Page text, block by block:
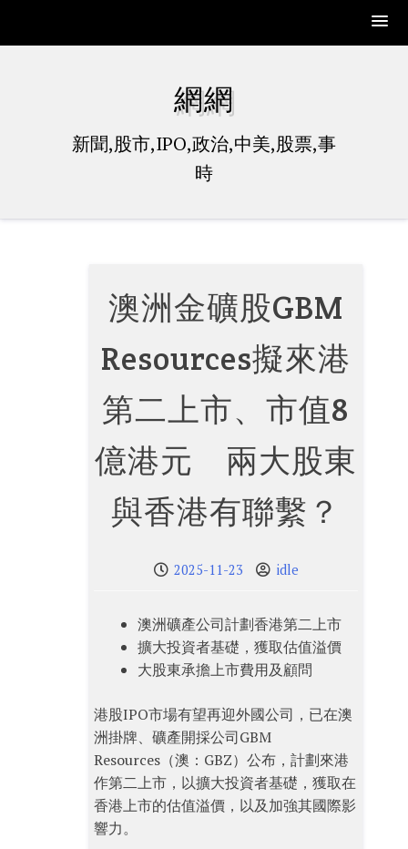
網網
新聞,股市,IPO,政治,中美,股票,事
時
澳洲金礦股GBM
Resources擬來港
第二上市、市值8
億港元 兩大股東
與香港有聯繫？
2025-11-23 idle
澳洲礦產公司計劃香港第二上市
擴大投資者基礎，獲取估值溢價
大股東承擔上市費用及顧問
港股IPO市場有望再迎外國公司，已在澳
洲掛牌、礦產開採公司GBM
Resources（澳：GBZ）公布，計劃來港
作第二上市，以擴大投資者基礎，獲取在
香港上市的估值溢價，以及加強其國際影
響力。